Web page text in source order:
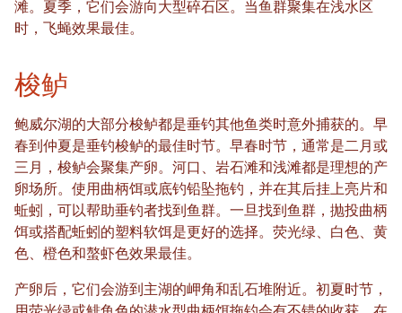
滩。夏季，它们会游向大型碎石区。当鱼群聚集在浅水区
时，飞蝇效果最佳。
梭鲈
鲍威尔湖的大部分梭鲈都是垂钓其他鱼类时意外捕获的。早
春到仲夏是垂钓梭鲈的最佳时节。早春时节，通常是二月或
三月，梭鲈会聚集产卵。河口、岩石滩和浅滩都是理想的产
卵场所。使用曲柄饵或底钓铅坠拖钓，并在其后挂上亮片和
蚯蚓，可以帮助垂钓者找到鱼群。一旦找到鱼群，抛投曲柄
饵或搭配蚯蚓的塑料软饵是更好的选择。荧光绿、白色、黄
色、橙色和螯虾色效果最佳。
产卵后，它们会游到主湖的岬角和乱石堆附近。初夏时节，